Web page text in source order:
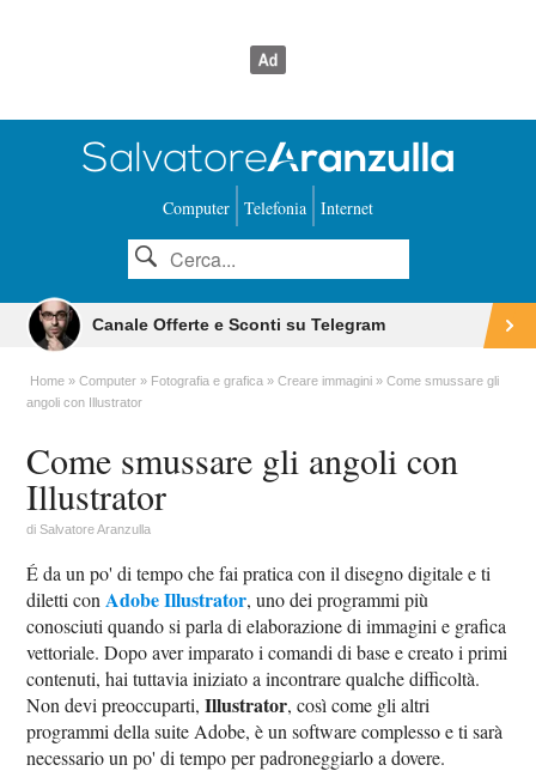
Computer Telefonia Internet
Canale Offerte e Sconti su Telegram
Home Computer Fotografia e grafica Creare immagini
Come smussare gli
angoli con Illustrator
Come smussare gli angoli con
Illustrator
diSalvatore Aranzulla
É da un po' di tempo che fai pratica con il disegno digitale e ti
diletti con Adobe Illustrator, uno dei programmi più
conosciuti quando si parla di elaborazione di immagini e grafica
vettoriale. Dopo aver imparato i comandi di base e creato i primi
contenuti, hai tuttavia iniziato a incontrare qualche difficoltà.
Non devi preoccuparti,Illustrator, così come gli altri
programmi della suite Adobe, è un software complesso e ti sarà
necessario un po' di tempo per padroneggiarlo a dovere.